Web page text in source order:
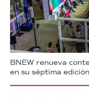
BNEW renueva
en su séptima edición